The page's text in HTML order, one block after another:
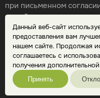
Данный веб-сайт
предоставления вам
нашем сайте. Продолжая
соглашаетесь с
получения
Принять
при письменном
на сайт.
Карта сайта
Политика
Публичная оферта
Обработка